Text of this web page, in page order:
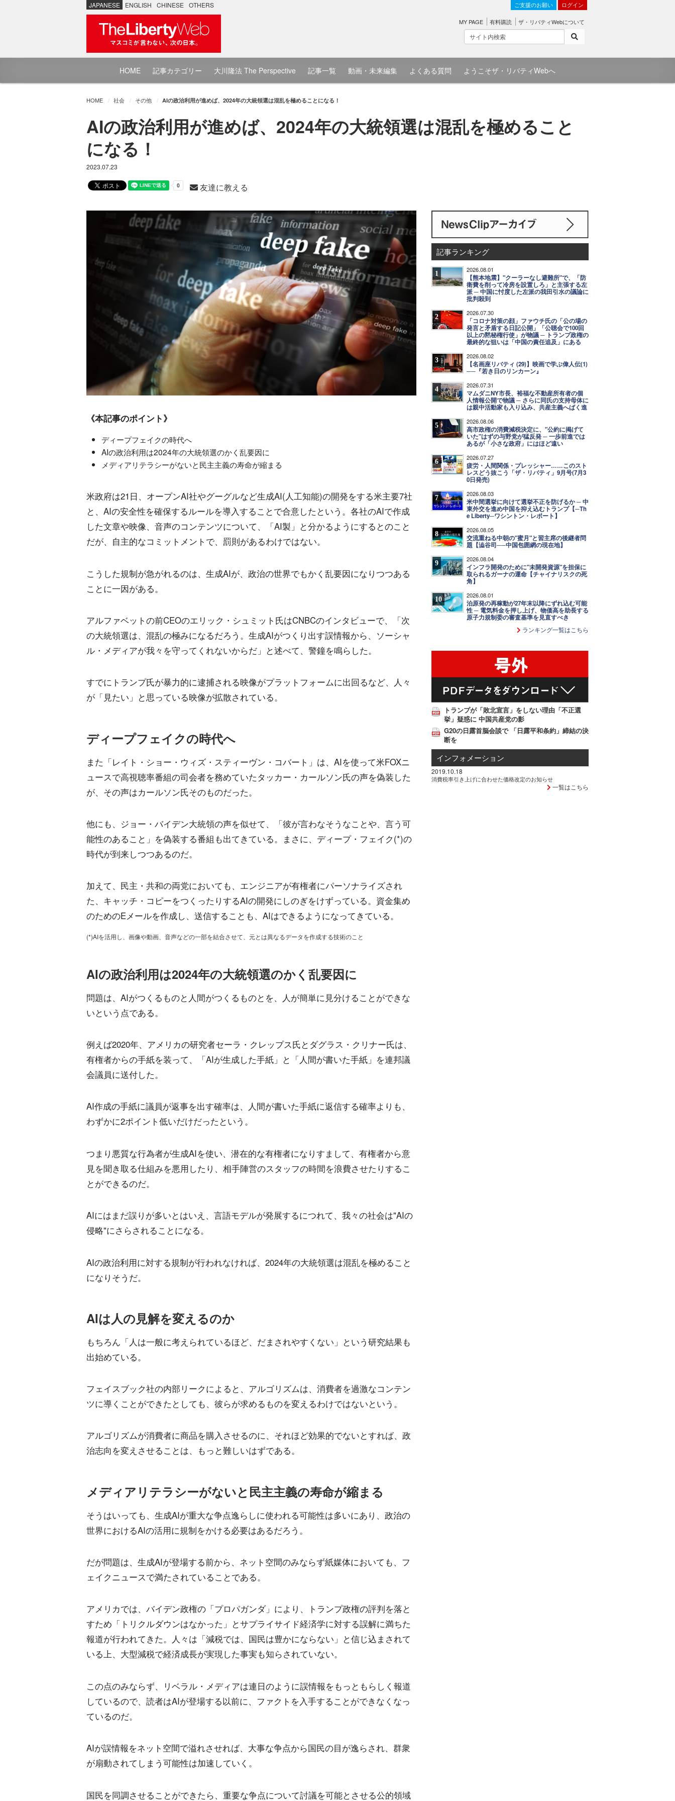
JAPANESE ENGLISH CHINESE OTHERS ご支援のお願い ログイン
MY PAGE 有料購読 ザ・リバティWebについて
HOME 記事カテゴリー 大川隆法 The Perspective 記事一覧 動画・未来編集 よくある質問 ようこそザ・リバティWebへ
HOME 社会 その他 AIの政治利用が進めば、2024年の大統領選は混乱を極めることになる！
AIの政治利用が進めば、2024年の大統領選は混乱を極めること
になる！
2023.07.23
友達に教える
《本記事のポイント》
ディープフェイクの時代へ
AIの政治利用は2024年の大統領選のかく乱要因に
メディアリテラシーがないと民主主義の寿命が縮まる
米政府は21日、オープンAI社やグーグルなど生成AI(人工知能)の開発をする米主要7社
と、AIの安全性を確保するルールを導入することで合意したという。各社のAIで作成
した文章や映像、音声のコンテンツについて、「AI製」と分かるようにするとのこと
だが、自主的なコミットメントで、罰則があるわけではない。
こうした規制が急がれるのは、生成AIが、政治の世界でもかく乱要因になりつつある
ことに一因がある。
アルファベットの前CEOのエリック・シュミット氏はCNBCのインタビューで、「次
の大統領選は、混乱の極みになるだろう。生成AIがつくり出す誤情報から、ソーシャ
ル・メディアが我々を守ってくれないからだ」と述べて、警鐘を鳴らした。
すでにトランプ氏が暴力的に逮捕される映像がプラットフォームに出回るなど、人々
が「見たい」と思っている映像が拡散されている。
ディープフェイクの時代へ
また「レイト・ショー・ウィズ・スティーヴン・コバート」は、AIを使って米FOXニ
ュースで高視聴率番組の司会者を務めていたタッカー・カールソン氏の声を偽装した
が、その声はカールソン氏そのものだった。
他にも、ジョー・バイデン大統領の声を似せて、「彼が言わなそうなことや、言う可
能性のあること」を偽装する番組も出てきている。まさに、ディープ・フェイク(*)の
時代が到来しつつあるのだ。
加えて、民主・共和の両党においても、エンジニアが有権者にパーソナライズされ
た、キャッチ・コピーをつくったりするAIの開発にしのぎをけずっている。資金集め
のためのEメールを作成し、送信することも、AIはできるようになってきている。
(*)AIを活用し、画像や動画、音声などの一部を結合させて、元とは異なるデータを作成する技術のこと
AIの政治利用は2024年の大統領選のかく乱要因に
問題は、AIがつくるものと人間がつくるものとを、人が簡単に見分けることができな
いという点である。
例えば2020年、アメリカの研究者セーラ・クレップス氏とダグラス・クリナー氏は、
有権者からの手紙を装って、「AIが生成した手紙」と「人間が書いた手紙」を連邦議
会議員に送付した。
AI作成の手紙に議員が返事を出す確率は、人間が書いた手紙に返信する確率よりも、
わずかに2ポイント低いだけだったという。
つまり悪質な行為者が生成AIを使い、潜在的な有権者になりすまして、有権者から意
見を聞き取る仕組みを悪用したり、相手陣営のスタッフの時間を浪費させたりするこ
とができるのだ。
AIにはまだ誤りが多いとはいえ、言語モデルが発展するにつれて、我々の社会は"AIの
侵略"にさらされることになる。
AIの政治利用に対する規制が行われなければ、2024年の大統領選は混乱を極めること
になりそうだ。
AIは人の見解を変えるのか
もちろん「人は一般に考えられているほど、だまされやすくない」という研究結果も
出始めている。
フェイスブック社の内部リークによると、アルゴリズムは、消費者を過激なコンテン
ツに導くことができたとしても、彼らが求めるものを変えるわけではないという。
アルゴリズムが消費者に商品を購入させるのに、それほど効果的でないとすれば、政
治志向を変えさせることは、もっと難しいはずである。
メディアリテラシーがないと民主主義の寿命が縮まる
そうはいっても、生成AIが重大な争点逸らしに使われる可能性は多いにあり、政治の
世界におけるAIの活用に規制をかける必要はあるだろう。
だが問題は、生成AIが登場する前から、ネット空間のみならず紙媒体においても、フ
ェイクニュースで満たされていることである。
アメリカでは、バイデン政権の「プロパガンダ」により、トランプ政権の評判を落と
すため「トリクルダウンはなかった」とサプライサイド経済学に対する誤解に満ちた
報道が行われてきた。人々は「減税では、国民は豊かにならない」と信じ込まされて
いる上、大型減税で経済成長が実現した事実も知らされていない。
この点のみならず、リベラル・メディアは連日のように誤情報をもっともらしく報道
しているので、読者はAIが登場する以前に、ファクトを入手することができなくなっ
ているのだ。
AIが誤情報をネット空間で溢れさせれば、大事な争点から国民の目が逸らされ、群衆
が扇動されてしまう可能性は加速していく。
国民を同調させることができたら、重要な争点について討議を可能とさせる公的領域
記事ランキング
1 2026.08.01
【熊本地震】"クーラーなし避難所"で、「防
衛費を削って冷房を設置しろ」と主張する左
派 ─ 中国に忖度した左派の我田引水の議論に
批判殺到
2 2026.07.30
「コロナ対策の顔」ファウチ氏の「公の場の
発言と矛盾する日記公開」「公聴会で100回
以上の黙秘権行使」が物議 ─ トランプ政権の
最終的な狙いは「中国の責任追及」にある
3 2026.08.02
【名画座リバティ (29)】映画で学ぶ偉人伝(1)
──『若き日のリンカーン』
4 2026.07.31
マムダニNY市長、裕福な不動産所有者の個
人情報公開で物議 ─ さらに同氏の支持母体に
は親中活動家も入り込み、共産主義へばく進
5 2026.08.06
高市政権の消費減税決定に、"公約に掲げて
いた"はずの与野党が猛反発 ─ 一歩前進では
あるが「小さな政府」にはほど遠い
6 2026.07.27
疲労・人間関係・プレッシャー……このスト
レスどう抜こう「ザ・リバティ」9月号(7月3
0日発売)
7 2026.08.03
米中間選挙に向けて選挙不正を防げるか ─ 中
東外交を進め中国を抑え込むトランプ【─Th
e Liberty─ワシントン・レポート】
8 2026.08.05
交流重ねる中朝の"蜜月"と習主席の後継者問
題【澁谷司──中国包囲網の現在地】
9 2026.08.04
インフラ開発のために"未開発資源"を担保に
取られるガーナの運命【チャイナリスクの死
角】
10 2026.08.01
泊原発の再稼動が27年末以降にずれ込む可能
性 ─ 電気料金を押し上げ、物価高を助長する
原子力規制委の審査基準を見直すべき
ランキング一覧はこちら
トランプが「敗北宣言」をしない理由「不正選
挙」疑惑に 中国共産党の影
G20の日露首脳会談で 「日露平和条約」締結の決
断を
インフォメーション
2019.10.18
消費税率引き上げに合わせた価格改定のお知らせ
一覧はこちら